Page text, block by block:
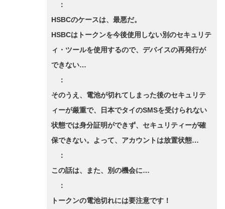
：
HSBCのケースは、最悪だ。
HSBCはトークンを今後使用しない別のセキュリテ
ィ・ツールを使用するので、デバイスの再発行が
できない…
：
そのうえ、電池が切れてしまった後のセキュリテ
ィーが厳重で、日本でタイのSMSを受けられない
状態では身分証明ができず、セキュリティーが確
保できない。よって、アカウントは放置状態…
：
この話は、また、別の機会に…
：
トークンの電池切れには要注意です！